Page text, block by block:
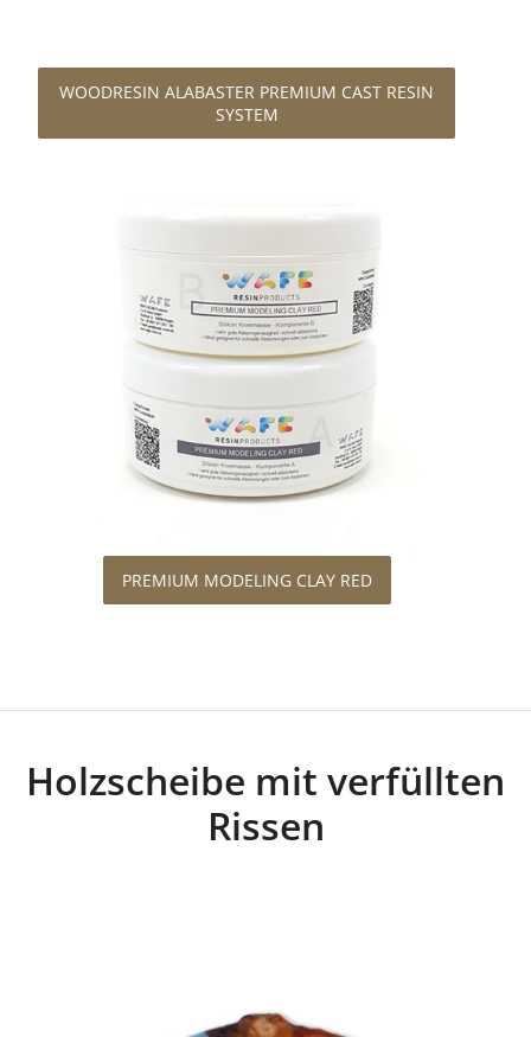
WOODRESIN ALABASTER PREMIUM CAST RESIN
SYSTEM
PREMIUM MODELING CLAY RED
Holzscheibe mit verfüllten
Rissen